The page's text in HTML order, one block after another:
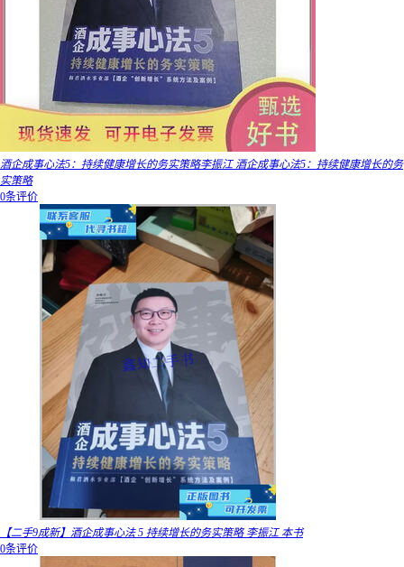
酒企成事心法5：持续健康增长的务实策略李振江 酒企成事心法5：持续健康增长的务
实策略
0条评价
【二手9成新】酒企成事心法 5 持续增长的务实策略 李振江 本书
0条评价